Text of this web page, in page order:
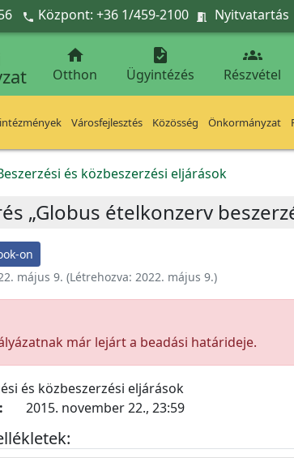
 Központ: +36 1/459-2100  Nyitvatartás

Otthon

Ügyintézés

Részvétel
Városfejlesztés Közösség Önkormányzat
és közbeszerzési eljárások
„Globus ételkonzerv
on
május 9. (Létrehozva: 2022. május 9.)
már lejárt a beadási határideje.
és közbeszerzési eljárások
2015. november 22., 23:59